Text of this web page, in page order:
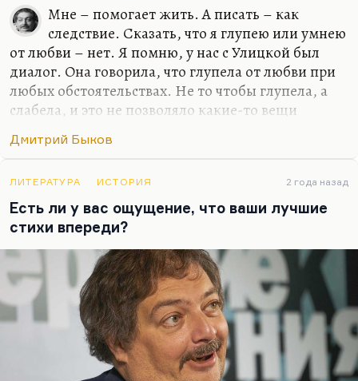
Мне – помогает жить. А писать – как
следствие. Сказать, что я глупею или умнею
от любви – нет. Я помню, у нас с Улицкой был
диалог. Она говорила, что глупела от любви при
любых обстоятельствах. Не то чтобы глупела, а
слабела, и это не позволяло какие-то вещи
все-таки этого нет, для меня любовь – это формат
какую-то общую черту у моих жен или тех
женщин, с которыми у меня были долгие и
счастливые отношения, – это были женщины, с
которыми мне нравилось разговаривать, в
которых я находил не эхо, а именно гениальный
ответ, додумывание такое.
Иной раз Катька что-нибудь такое скажет, и
жить хочется. Что-нибудь…
Дмитрий Быков
ЛИТЕРАТУРА ИСТОРИЯ 2 года назад
Есть ли у вас ощущение, что ваши лучшие
стихи впереди?